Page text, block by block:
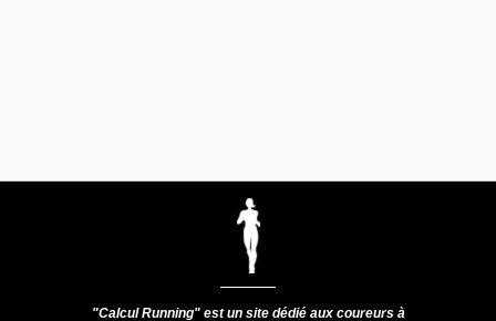
"Calcul Running" est un site dédié aux coureurs à